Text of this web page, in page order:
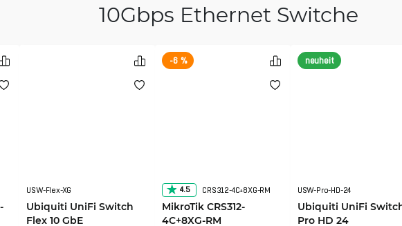
10Gbps Ethernet Switche
USW-Flex-XG
Ubiquiti UniFi Switch
Flex 10 GbE
-6 %
4.5 CRS312-4C+8XG-RM
MikroTik CRS312-
4C+8XG-RM
neuheit
USW-Pro-HD-24
Ubiquiti UniFi
Pro HD 24